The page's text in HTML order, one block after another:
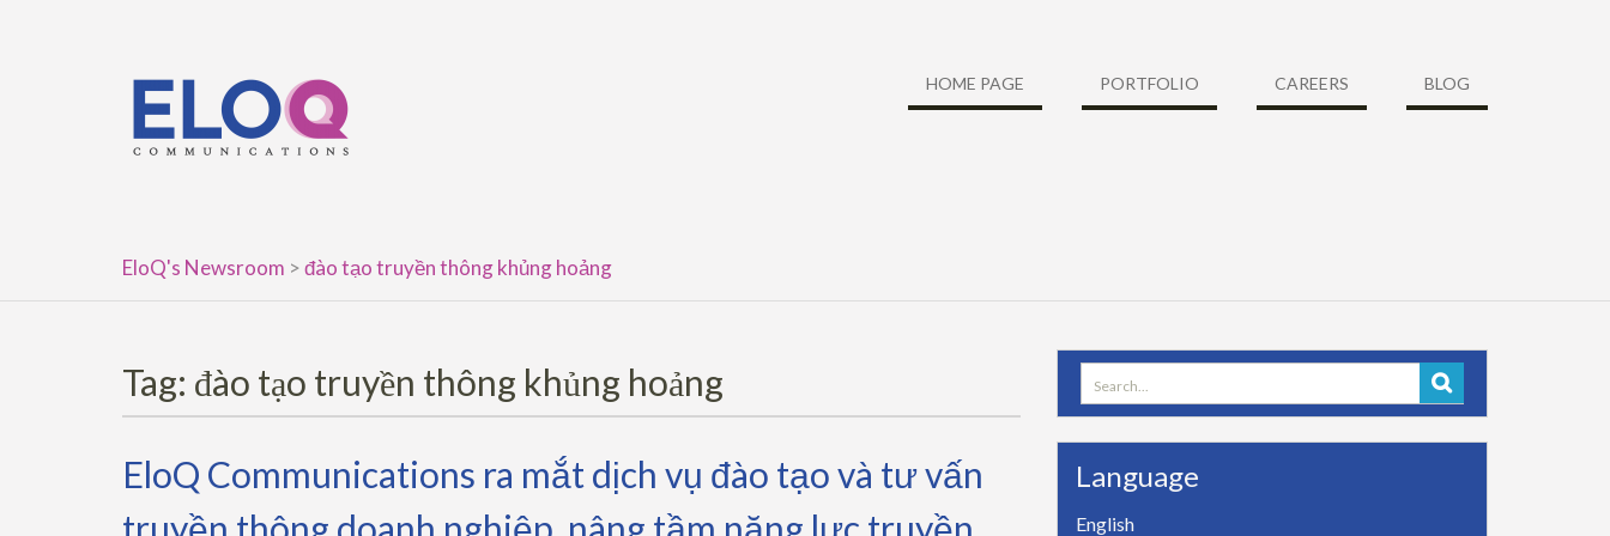
HOME PAGE PORTFOLIO CAREERS BLOG
EloQ's Newsroom >đào tạo truyền thông khủng hoảng
Tag: đào tạo truyền thông khủng hoảng
EloQ Communications ra mắt dịch vụ đào tạo và tư vấn
Search
for:
Language
English